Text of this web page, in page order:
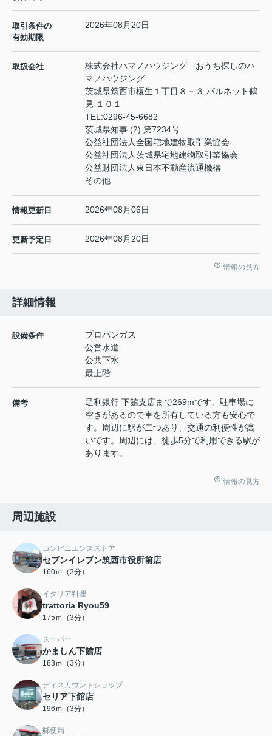
取引条件の
有効期限
2026年08月20日
取扱会社
株式会社ハマノハウジング おうち探しのハ
マノハウジング
茨城県筑西市榎生１丁目８－３ パルネット鶴
見 １０１
TEL:0296-45-6682
茨城県知事 (2) 第7234号
公益社団法人全国宅地建物取引業協会
公益社団法人茨城県宅地建物取引業協会
公益財団法人東日本不動産流通機構
その他
情報更新日 2026年08月06日
更新予定日 2026年08月20日
情報の見方
詳細情報
設備条件
プロパンガス
公営水道
公共下水
最上階
備考
足利銀行 下館支店まで269mです。駐車場に
空きがあるので車を所有している方も安心で
す。周辺に駅が二つあり、交通の利便性が高
いです。周辺には、徒歩5分で利用できる駅が
あります。
情報の見方
周辺施設
コンビニエンスストア
セブンイレブン筑西市役所前店
160ｍ（2分）
イタリア料理
trattoria Ryou59
175ｍ（3分）
スーパー
かましん下館店
183ｍ（3分）
ディスカウントショップ
セリア下館店
196ｍ（3分）
郵便局